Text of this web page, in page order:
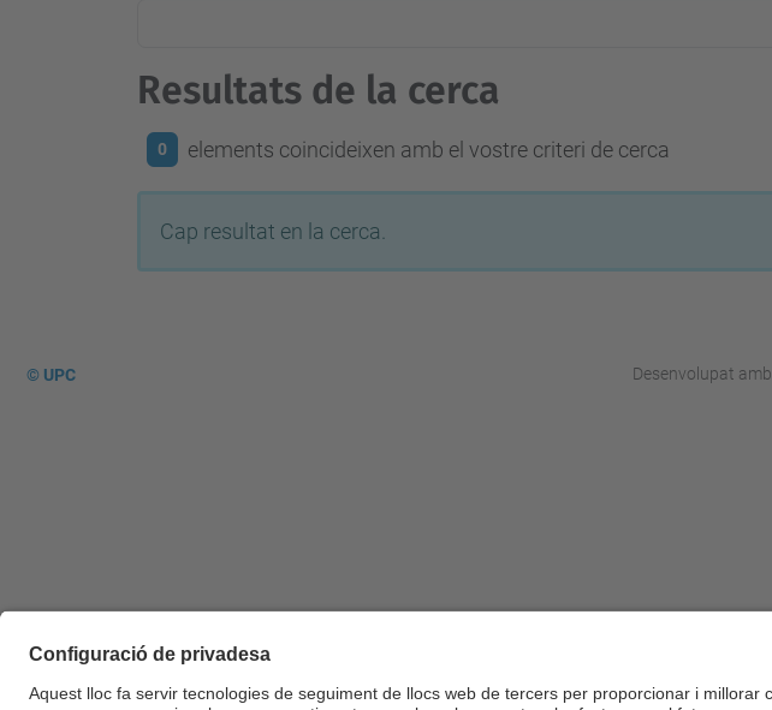
Resultats de la cerca
0 elements coincideixen amb el vostre criteri de cerca
Cap resultat en la cerca.
© UPC Desenvolupat amb